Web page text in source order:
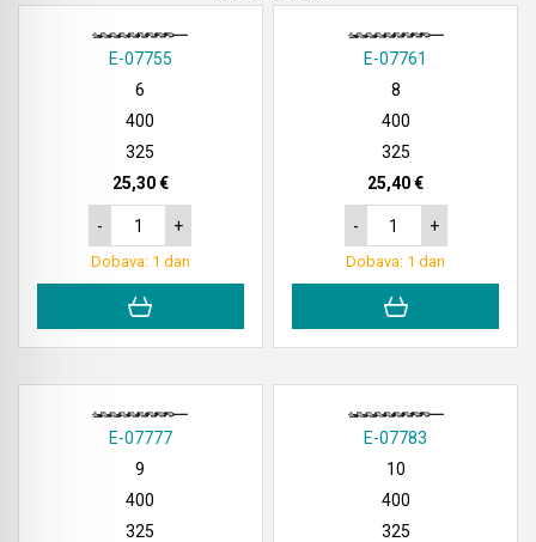
E-07755
6
400
325
25,30 €
- +
Dobava: 1 dan
E-07761
8
400
325
25,40 €
- +
Dobava: 1 dan
E-07777
9
400
325
E-07783
10
400
325